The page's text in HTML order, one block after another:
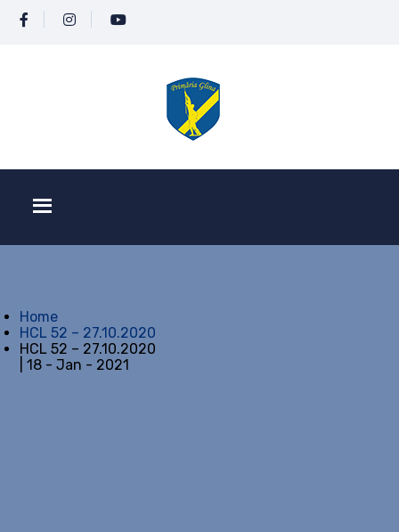
Home
HCL 52 – 27.10.2020
HCL 52 – 27.10.2020
| 18 - Jan - 2021